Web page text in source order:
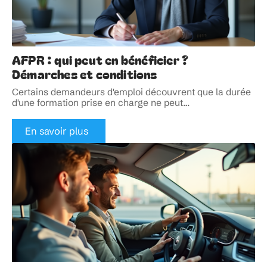
AFPR : qui peut en bénéficier ?
Démarches et conditions
Certains demandeurs d'emploi découvrent que la durée
d'une formation prise en charge ne peut…
En savoir plus